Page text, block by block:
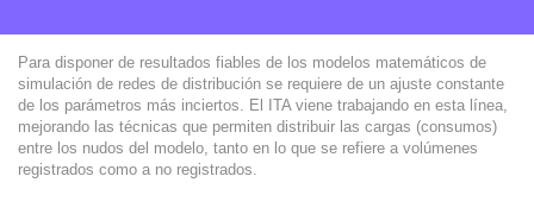
Para disponer de resultados fiables de los modelos matemáticos de
simulación de redes de distribución se requiere de un ajuste constante
de los parámetros más inciertos. El ITA viene trabajando en esta línea,
mejorando las técnicas que permiten distribuir las cargas (consumos)
entre los nudos del modelo, tanto en lo que se refiere a volúmenes
registrados como a no registrados.